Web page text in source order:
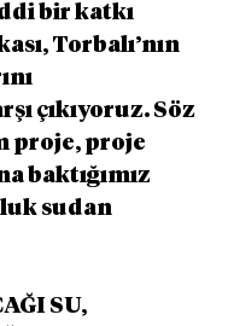
bir katkı
Torbalı’nın
çıkıyoruz. Söz
proje, proje
baktığımız
sudan
SU,